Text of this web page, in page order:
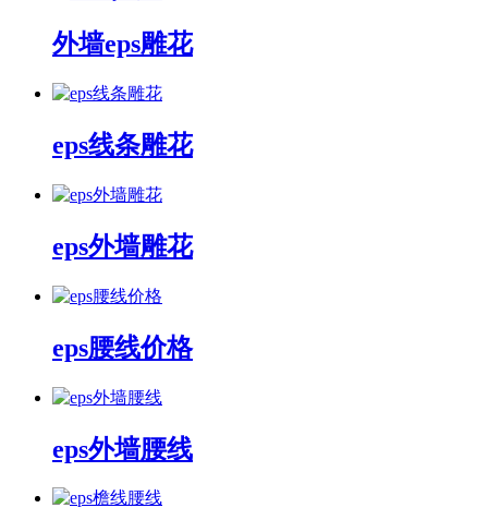
外墙eps雕花
eps线条雕花
eps外墙雕花
eps腰线价格
eps外墙腰线